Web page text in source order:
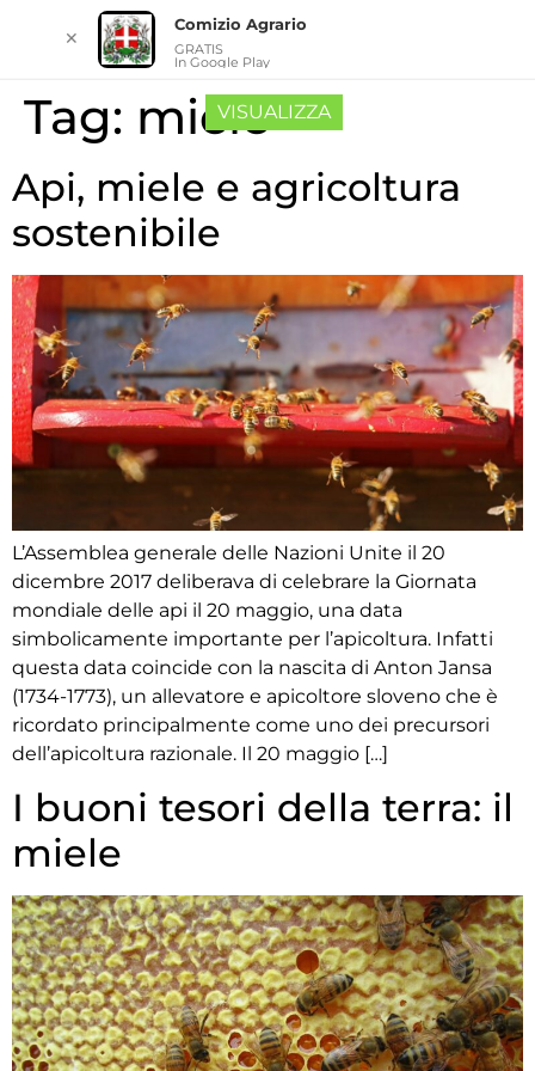
Tag: miele
Api, miele e agricoltura
sostenibile
L’Assemblea generale delle Nazioni Unite il 20
dicembre 2017 deliberava di celebrare la Giornata
mondiale delle api il 20 maggio, una data
simbolicamente importante per l’apicoltura. Infatti
questa data coincide con la nascita di Anton Jansa
(1734-1773), un allevatore e apicoltore sloveno che è
ricordato principalmente come uno dei precursori
dell’apicoltura razionale. Il 20 maggio […]
I buoni tesori della terra: il
miele
✕
Comizio Agrario
GRATIS
In Google Play
VISUALIZZA